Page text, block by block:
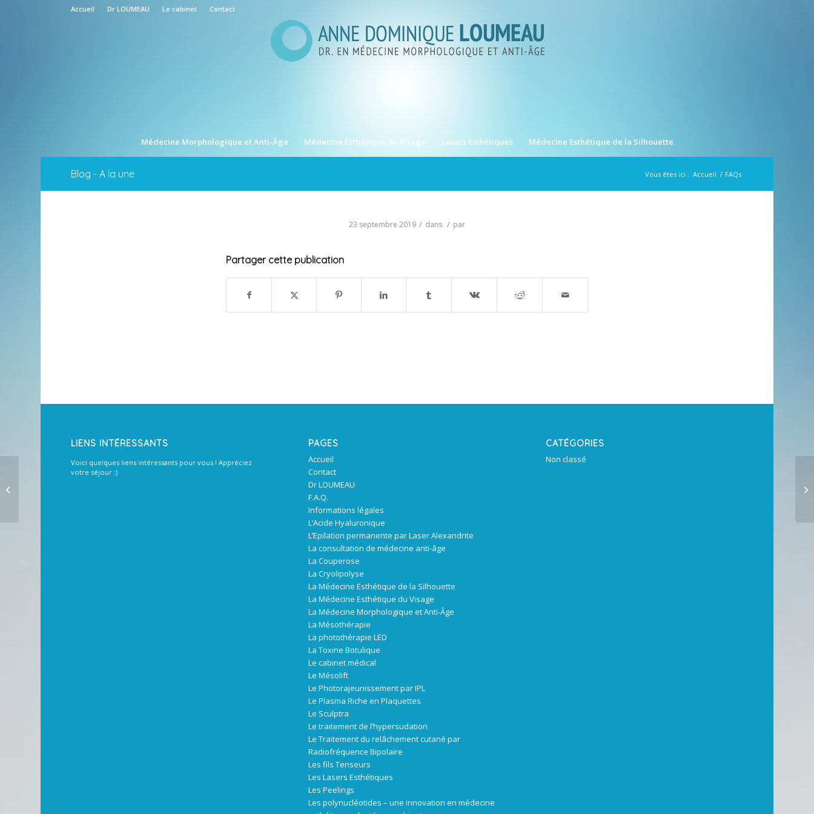
Accueil Dr LOUMEAU Le cabinet Contact
Médecine Morphologique et Anti-Âge Médecine Esthétique du Visage Lasers Esthétiques Médecine Esthétique de la Silhouette
Blog - A la une Vous êtes ici : Accueil / FAQs
23 septembre 2019 / dans / par
Partager cette publication
LIENS INTÉRESSANTS
Voici quelques liens intéressants pour vous ! Appréciez
votre séjour :)
PAGES
Accueil
Contact
Dr LOUMEAU
F.A.Q.
Informations légales
L’Acide Hyaluronique
L’Epilation permanente par Laser Alexandrite
La consultation de médecine anti-âge
La Couperose
La Cryolipolyse
La Médecine Esthétique de la Silhouette
La Médecine Esthétique du Visage
La Médecine Morphologique et Anti-Âge
La Mésothérapie
La photothérapie LED
La Toxine Botulique
Le cabinet médical
Le Mésolift
Le Photorajeunissement par IPL
Le Plasma Riche en Plaquettes
Le Sculptra
Le traitement de l’hypersudation
Le Traitement du relâchement cutané par
Radiofréquence Bipolaire
Les fils Tenseurs
Les Lasers Esthétiques
Les Peelings
Les polynucléotides – une innovation en médecine
CATÉGORIES
Non classé